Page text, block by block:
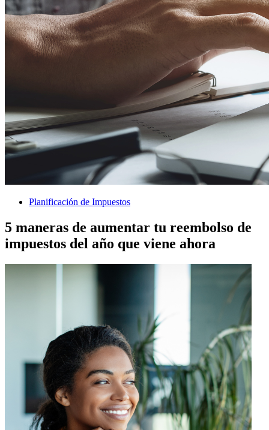
Planificación de Impuestos
5 maneras de aumentar tu reembolso de
impuestos del año que viene ahora